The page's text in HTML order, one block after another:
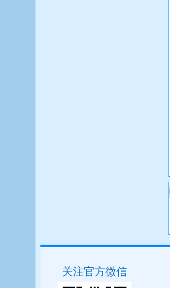
关注官方微信